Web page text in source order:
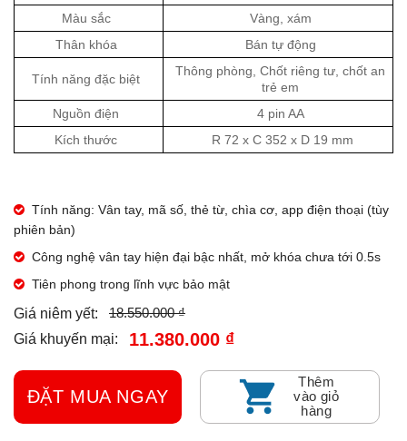
Màu sắc
Vàng, xám
Thân khóa
Bán tự động
Tính năng đặc biệt
Thông phòng, Chốt riêng tư, chốt an
trẻ em
Nguồn điện
4 pin AA
Kích thước
R 72 x C 352 x D 19 mm
Tính năng: Vân tay, mã số, thẻ từ, chìa cơ, app điện thoại (tùy
phiên bản)
Công nghệ vân tay hiện đại bậc nhất, mở khóa chưa tới 0.5s
Tiên phong trong lĩnh vực bảo mật
Giá niêm yết:
18.550.000 ₫
Giá khuyến mại:
11.380.000 ₫
ĐẶT MUA NGAY
Thêm
vào giỏ
hàng